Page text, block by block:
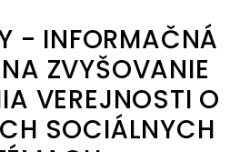
- INFORMAČNÁ
ZVYŠOVANIE
VEREJNOSTI O
SOCIÁLNYCH